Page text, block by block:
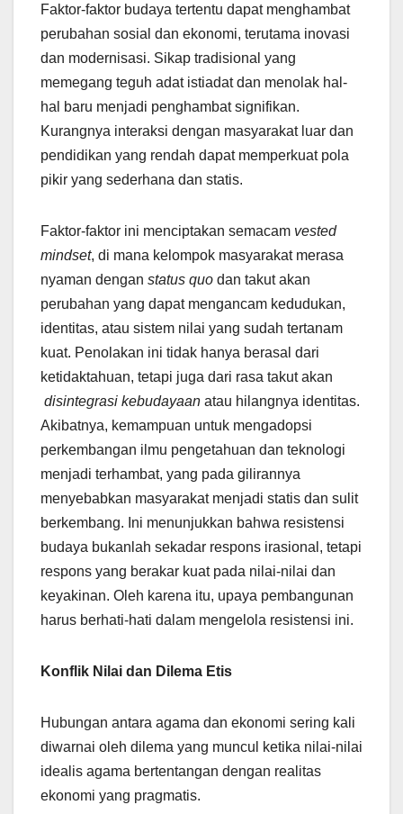
Faktor-faktor budaya tertentu dapat menghambat
perubahan sosial dan ekonomi, terutama inovasi
dan modernisasi. Sikap tradisional yang
memegang teguh adat istiadat dan menolak hal-
hal baru menjadi penghambat signifikan.
Kurangnya interaksi dengan masyarakat luar dan
pendidikan yang rendah dapat memperkuat pola
pikir yang sederhana dan statis.
Faktor-faktor ini menciptakan semacam vested
mindset, di mana kelompok masyarakat merasa
nyaman dengan status quo dan takut akan
perubahan yang dapat mengancam kedudukan,
identitas, atau sistem nilai yang sudah tertanam
kuat. Penolakan ini tidak hanya berasal dari
ketidaktahuan, tetapi juga dari rasa takut akan
disintegrasi kebudayaan atau hilangnya identitas.
Akibatnya, kemampuan untuk mengadopsi
perkembangan ilmu pengetahuan dan teknologi
menjadi terhambat, yang pada gilirannya
menyebabkan masyarakat menjadi statis dan sulit
berkembang. Ini menunjukkan bahwa resistensi
budaya bukanlah sekadar respons irasional, tetapi
respons yang berakar kuat pada nilai-nilai dan
keyakinan. Oleh karena itu, upaya pembangunan
harus berhati-hati dalam mengelola resistensi ini.
Konflik Nilai dan Dilema Etis
Hubungan antara agama dan ekonomi sering kali
diwarnai oleh dilema yang muncul ketika nilai-nilai
idealis agama bertentangan dengan realitas
ekonomi yang pragmatis.